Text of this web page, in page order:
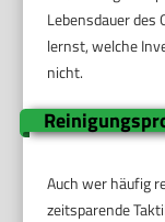
Lebensdauer des
lernst, welche
nicht.
Auch wer häufig
zeitsparende